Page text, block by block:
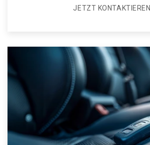
JETZT KONTAKTIEREN